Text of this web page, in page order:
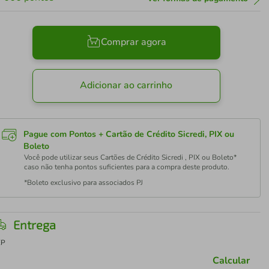
Comprar agora
Adicionar ao carrinho
Pague com Pontos + Cartão de Crédito Sicredi, PIX ou
Boleto
Você pode utilizar seus Cartões de Crédito Sicredi , PIX ou Boleto*
caso não tenha pontos suficientes para a compra deste produto.
*Boleto exclusivo para associados PJ
Entrega
Calcular